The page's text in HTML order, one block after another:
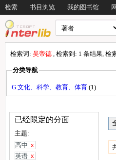
检索 书目浏览 我的图书馆
检索词: 吴帝德 , 检索到: 1 条结果, 检
分类导航
G 文化、科学、教育、体育 (1)
已经限定的分面
主题:
高中 x
英语 x